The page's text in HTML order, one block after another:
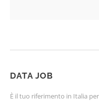
DATA JOB
È il tuo riferimento in Italia